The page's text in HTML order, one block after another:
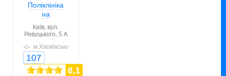
Поліклініка
на
Ревуцького -
Медичний
«ІНГО»
Київ,вул.
Ревуцького, 5 А
м.Харківська
м.Дарниця
м.Позняки
107
8,1